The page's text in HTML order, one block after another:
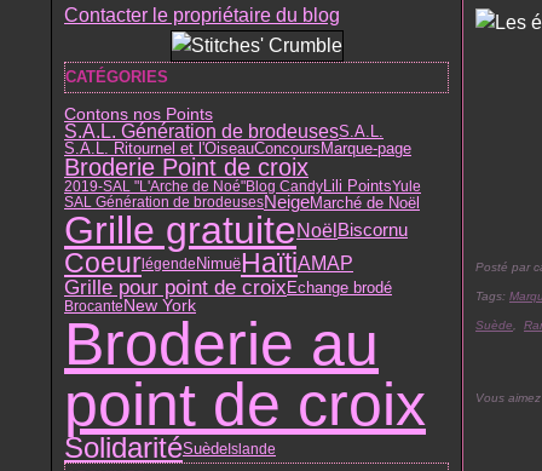
Contacter le propriétaire du blog
CATÉGORIES
Contons nos Points
S.A.L. Génération de brodeusesS.A.L.
S.A.L. Ritournel et l'OiseauConcours Marque-page
Broderie Point de croix
2019-SAL "L'Arche de Noé"Blog CandyLili PointsYule
SAL Génération de brodeusesNeigeMarché de Noël
Grille gratuiteNoël Biscornu
CoeurlégendeNimuëHaïtiAMAP
Grille pour point de croix Echange brodé
Brocante New York
Broderie au
point de croix
SolidaritéSuèdeIslande
Posté par
Tags:
Suède
Vous